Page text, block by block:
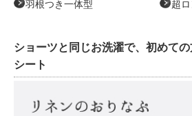
羽根つき一体型 超
ショーツと同じお洗濯で、初めて
シート